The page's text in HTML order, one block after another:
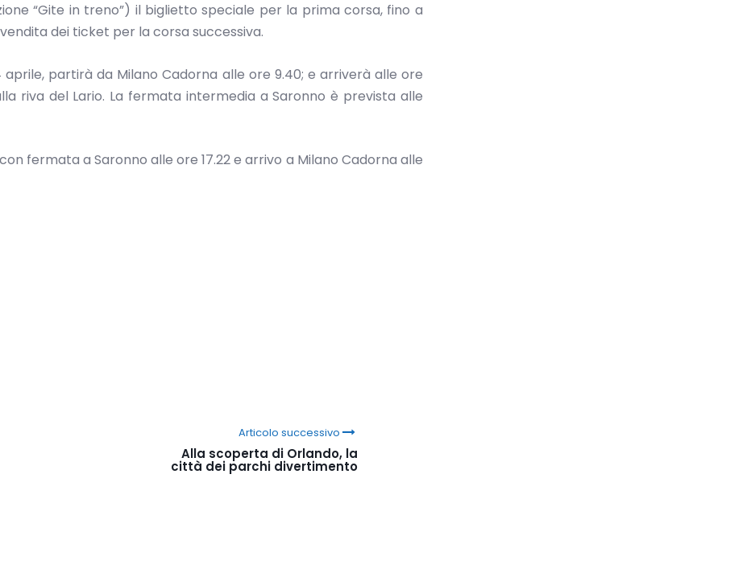
“Gite in treno”) il biglietto speciale per la prima corsa, fino a
dei ticket per la corsa successiva.
partirà da Milano Cadorna alle ore 9.40; e arriverà alle ore
riva del Lario. La fermata intermedia a Saronno è prevista alle
fermata a Saronno alle ore 17.22 e arrivo a Milano Cadorna alle
Articolo successivo
Alla scoperta di Orlando, la
città dei parchi divertimento